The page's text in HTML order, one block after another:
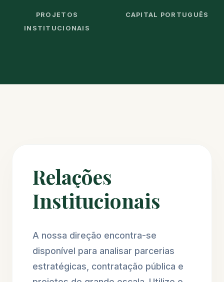
PROJETOS
INSTITUCIONAIS
CAPITAL PORTUGUÊS
Relações
Institucionais
A nossa direção encontra-se
disponível para analisar parcerias
estratégicas, contratação pública e